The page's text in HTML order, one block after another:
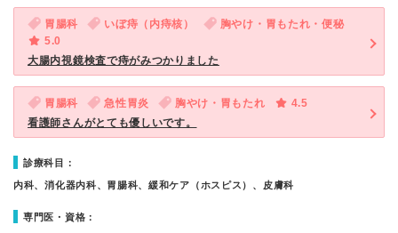
胃腸科 いぼ痔（内痔核）
胸やけ・胃もたれ・便秘
5.0
大腸内視鏡検査で痔がみつかりました
胃腸科 急性胃炎 胸やけ・胃もたれ
4.5
看護師さんがとても優しいです。
診療科目：
内科、消化器内科、胃腸科、緩和ケア（ホスピス）、皮膚科
専門医・資格：